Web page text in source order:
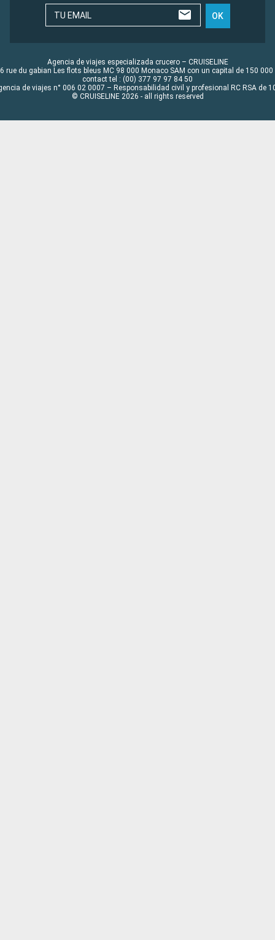
TU EMAIL OK
Agencia de viajes especializada crucero – CRUISELINE
rue du gabian Les flots bleus MC 98 000 Monaco SAM con un capital de 150 000
contact tel : (00) 377 97 97 84 50
de viajes n° 006 02 0007 – Responsabilidad civil y profesional RC RSA de
© CRUISELINE 2026 - all rights reserved